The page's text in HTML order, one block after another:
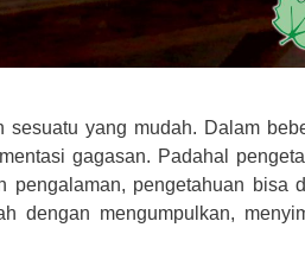
sesuatu yang mudah. Dalam
gagasan. Padahal
pengalaman, pengetahuan bisa
dengan mengumpulkan,